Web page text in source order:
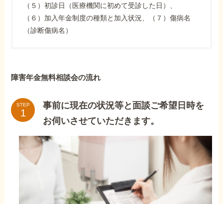
（５）初診日（医療機関に初めて受診した日）、
（６）加入年金制度の種類と加入状況、（７）傷病名
（診断傷病名）
障害年金無料相談会の流れ
STEP
事前に現在の状況等と面談ご希望日時を
お伺いさせていただきます。